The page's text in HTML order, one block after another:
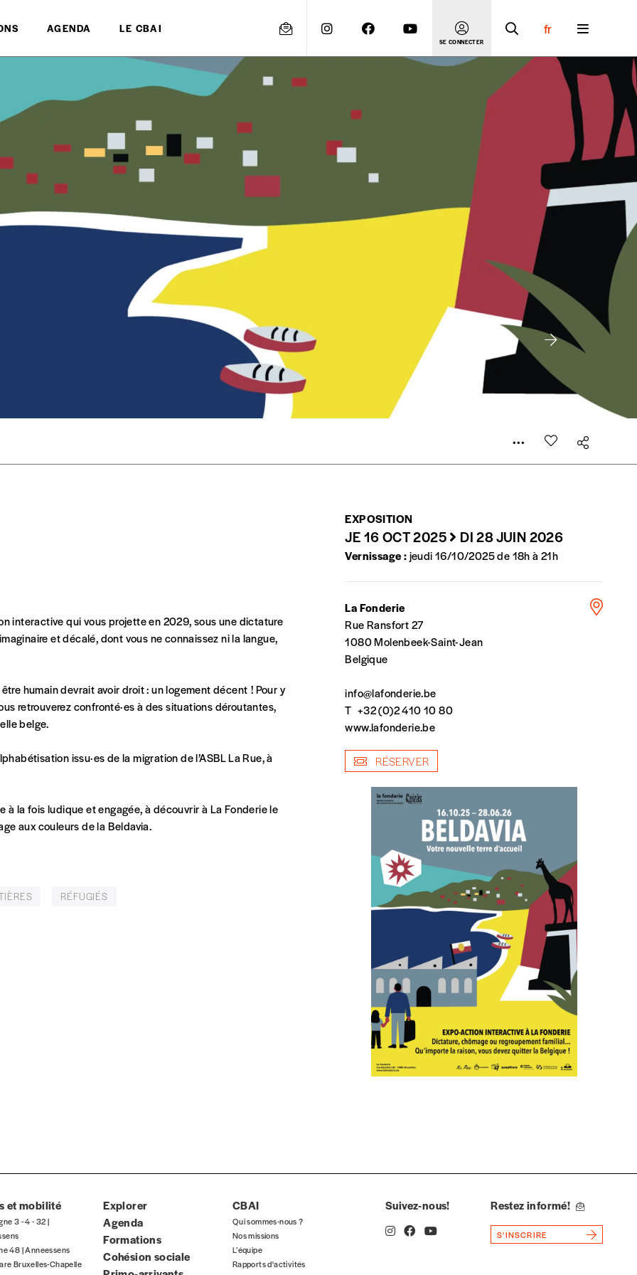
AGENDA LE CBAI
SE CONNECTER
fr
Créer un compte
Les mots de passe ne correspondent pas
INSCRIPTION
PRIX LIBRE
bien ou d’un service, qui peut être une manière pour lui de payer le prix qu’il estime juste. Dans l’objectif de rendre
attachement aux valeurs de solidarité, nous vous proposons d’estimer vous-mêmes le coût de notre publication. Cette
indicatif. De cette manière, vous soutenez le travail de l’équipe de rédaction selon vos moyens et vos motivations.
commandez au numéro.
papier ou numérique.
BE34 0010 7305 2190avec en communication le numéro de la commande renseigné dans le mail de confirmation et
moment, même après avoir reçu plusieurs numéros. Ce paiement n’est pas indispensable. Il marque votre volonté de
Par numéro
5€*
*Prix indicatif, frais de port inclus
derniers numéros publiés.
interactive qui vous projette en 2029, sous une dictature
et décalé, dont vous ne connaissez ni la langue,
humain devrait avoir droit : un logement décent ! Pour y
retrouverez confronté·es à des situations déroutantes,
belge.
issu·es de la migration de l’ASBL La Rue, à
à la fois ludique et engagée, à découvrir à La Fonderie le
aux couleurs de la Beldavia.
RÉFUGIÉS
EXPOSITION
JE 16 OCT 2025 DI 28 JUIN 2026
Vernissage :jeudi 16/10/2025 de 18h à 21h
La Fonderie
Rue Ransfort 27
1080 Molenbeek-Saint-Jean
Belgique
info@lafonderie.be
T +32 (0)2 410 10 80
www.lafonderie.be
RÉSERVER
et mobilité
3 - 4 - 32 |
48 | Anneessens
Bruxelles-Chapelle
Explorer
Agenda
Formations
Cohésion sociale
CBAI
Qui sommes-nous ?
Nos missions
L’équipe
Rapports d'activités
Suivez-nous! Restez informé!
S'INSCRIRE